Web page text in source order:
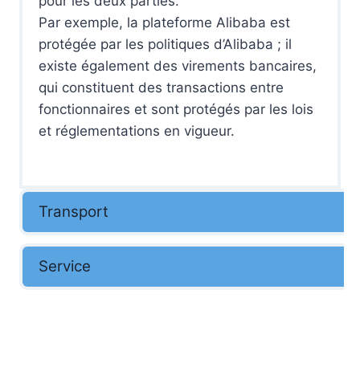
Par exemple, la plateforme Alibaba est
protégée par les politiques d’Alibaba ; il
existe également des virements bancaires,
qui constituent des transactions entre
fonctionnaires et sont protégés par les lois
et réglementations en vigueur.
Transport
Service